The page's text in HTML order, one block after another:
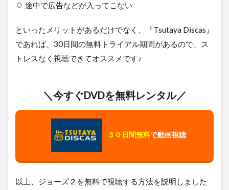
途中で広告などが入ってこない
といったメリットがあるだけでなく、『Tsutaya Discas』
であれば、30日間の無料トライアル期間があるので、ス
トレスなく視聴できてオススメです♪
＼今すぐDVDを無料レンタル／
３０日間無料で動画視聴
以上、ジョーズ２を無料で視聴する方法を説明しました